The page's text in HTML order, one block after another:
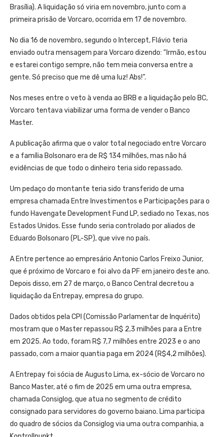
Brasília). A liquidação só viria em novembro, junto com a
primeira prisão de Vorcaro, ocorrida em 17 de novembro.
No dia 16 de novembro, segundo o Intercept, Flávio teria
enviado outra mensagem para Vorcaro dizendo: “Irmão, estou
e estarei contigo sempre, não tem meia conversa entre a
gente. Só preciso que me dê uma luz! Abs!”.
Nos meses entre o veto à venda ao BRB e a liquidação pelo BC,
Vorcaro tentava viabilizar uma forma de vender o Banco
Master.
A publicação afirma que o valor total negociado entre Vorcaro
e a família Bolsonaro era de R$ 134 milhões, mas não há
evidências de que todo o dinheiro teria sido repassado.
Um pedaço do montante teria sido transferido de uma
empresa chamada Entre Investimentos e Participações para o
fundo Havengate Development Fund LP, sediado no Texas, nos
Estados Unidos. Esse fundo seria controlado por aliados de
Eduardo Bolsonaro (PL-SP), que vive no país.
A Entre pertence ao empresário Antonio Carlos Freixo Junior,
que é próximo de Vorcaro e foi alvo da PF em janeiro deste ano.
Depois disso, em 27 de março, o Banco Central decretou a
liquidação da Entrepay, empresa do grupo.
Dados obtidos pela CPI (Comissão Parlamentar de Inquérito)
mostram que o Master repassou R$ 2,3 milhões para a Entre
em 2025. Ao todo, foram R$ 7,7 milhões entre 2023 e o ano
passado, com a maior quantia paga em 2024 (R$4,2 milhões).
A Entrepay foi sócia de Augusto Lima, ex-sócio de Vorcaro no
Banco Master, até o fim de 2025 em uma outra empresa,
chamada Consiglog, que atua no segmento de crédito
consignado para servidores do governo baiano. Lima participa
do quadro de sócios da Consiglog via uma outra companhia, a